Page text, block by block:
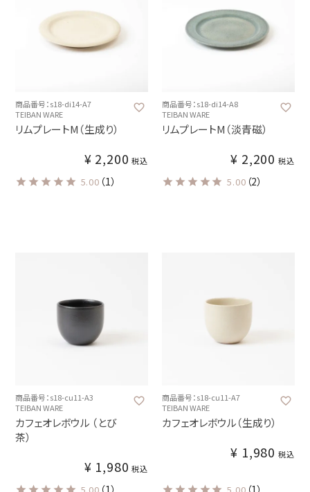
商品番号：s18-di14-A7
TEIBAN WARE
リムプレートM（生成り）
¥ 2,200 税込
5.00 （1）
商品番号：s18-di14-A8
TEIBAN WARE
リムプレートM（淡青磁）
¥ 2,200 税込
5.00 （2）
商品番号：s18-cu11-A3
TEIBAN WARE
カフェオレボウル （とび
茶）
¥ 1,980 税込
商品番号：s18-cu11-A7
TEIBAN WARE
カフェオレボウル（生成り）
¥ 1,980 税込